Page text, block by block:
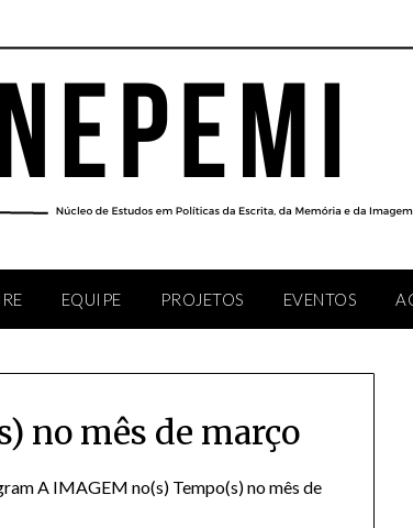
EQUIPE PROJETOS EVENTOS
no mês de março
A IMAGEM no(s) Tempo(s) no mês de